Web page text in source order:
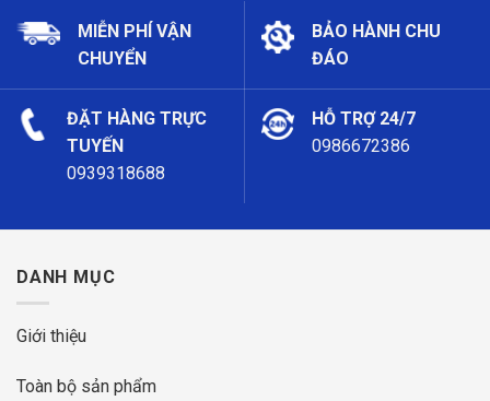
MIỄN PHÍ VẬN
CHUYỂN
BẢO HÀNH CHU
ĐÁO
ĐẶT HÀNG TRỰC
TUYẾN
0939318688
HỖ TRỢ 24/7
0986672386
DANH MỤC
Giới thiệu
Toàn bộ sản phẩm